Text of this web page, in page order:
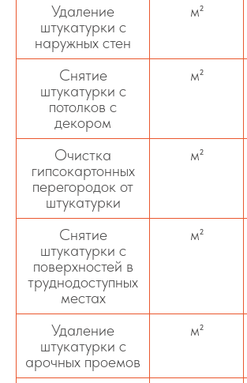
Удаление
штукатурки с
наружных стен
м²
Снятие
штукатурки с
потолков с
декором
м²
Очистка
гипсокартонных
перегородок от
штукатурки
м²
Снятие
штукатурки с
поверхностей в
труднодоступных
местах
м²
Удаление
штукатурки с
арочных проемов
м²